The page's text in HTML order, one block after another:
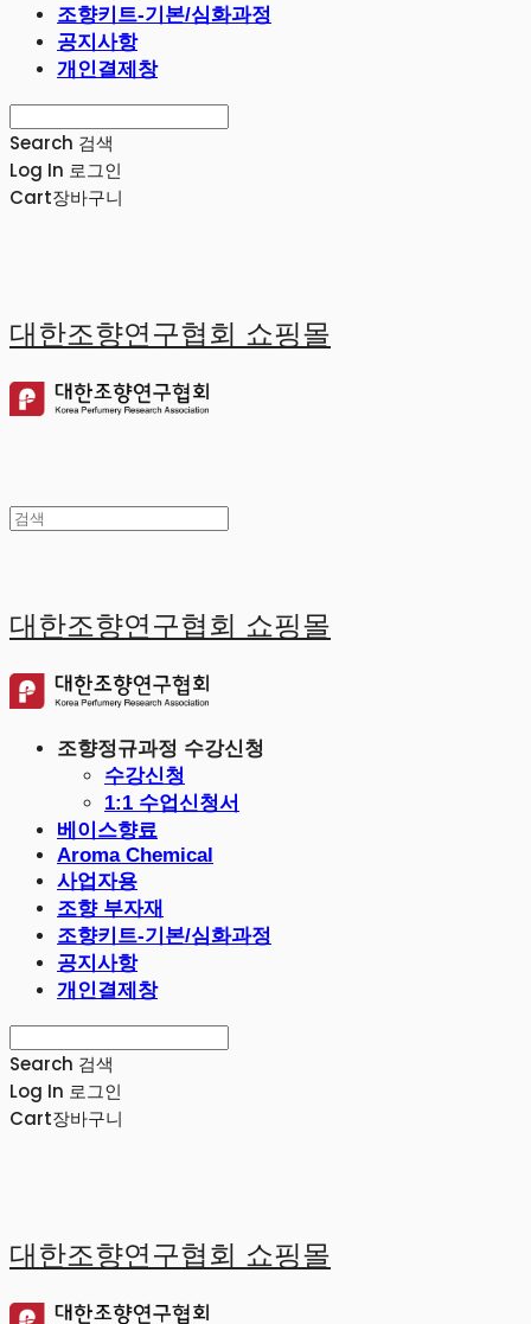
조향키트-기본/심화과정
공지사항
개인결제창
Search 검색
Log In 로그인
Cart장바구니
대한조향연구협회 쇼핑몰
대한조향연구협회 쇼핑몰
조향정규과정 수강신청
수강신청
1:1 수업신청서
베이스향료
Aroma Chemical
사업자용
조향 부자재
조향키트-기본/심화과정
공지사항
개인결제창
Search 검색
Log In 로그인
Cart장바구니
대한조향연구협회 쇼핑몰